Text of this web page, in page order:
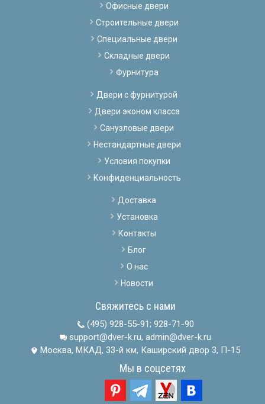
Офисные двери
Строительные двери
Специальные двери
Складные двери
Фурнитура
Двери с фурнитурой
Двери эконом класса
Санузловые двери
Нестандартные двери
Условия покупки
Конфиденциальность
Доставка
Установка
Контакты
Блог
О нас
Новости
Свяжитесь с нами
(495) 928-55-91; 928-71-90
support@dver-k.ru, admin@dver-k.ru
Москва, МКАД, 33-й км, Каширский двор 3, П-15
Мы в соцсетях